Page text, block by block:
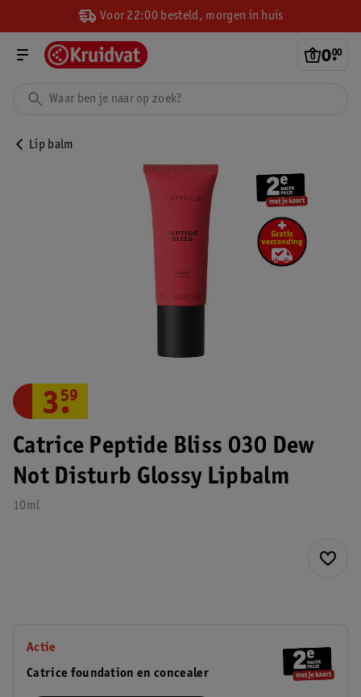
Voor 22:00 besteld, morgen in huis
0.
00
Lip balm
Catrice Peptide Bliss 030 Dew
Not Disturb Glossy Lipbalm
10ml
3.
59
Actie
Catrice foundation en concealer